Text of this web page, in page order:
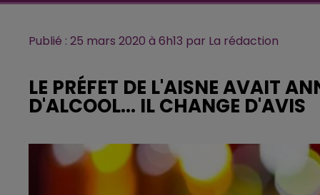
Publié : 25 mars 2020 à 6h13 par La rédaction
LE PRÉFET DE L'AISNE AVAIT
D'ALCOOL... IL CHANGE D'AVIS